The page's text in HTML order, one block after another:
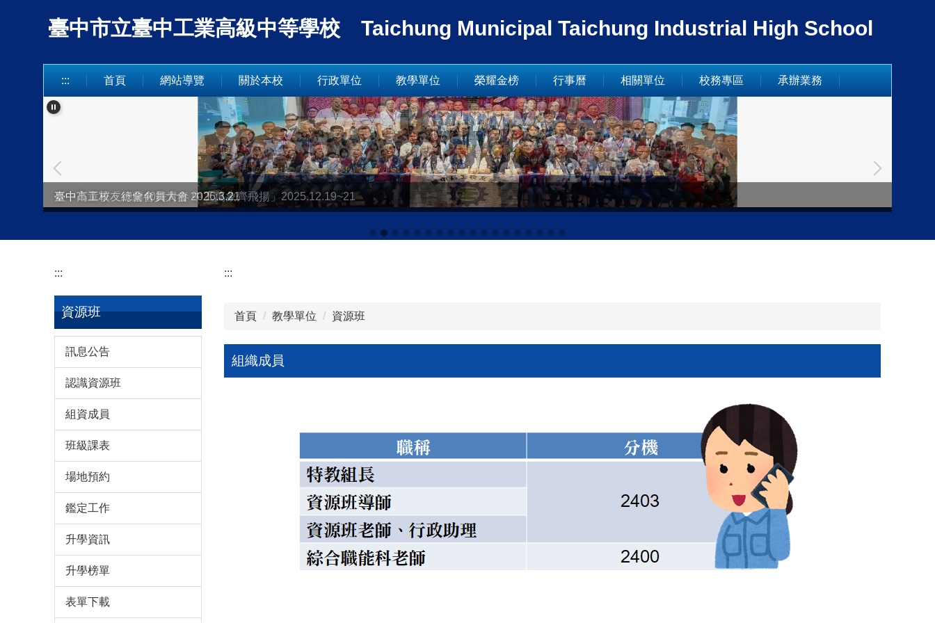
臺中市立臺中工業高級中等學校 Taichung Municipal Taichung Industrial High School
::: 首頁 網站導覽 關於本校 行政單位 教學單位 榮耀金榜 行事曆 相關單位 校務專區 承辦業務
臺中高工校友總會會員大會 2026.3.21
臺中市童軍「行蘭40舞青春 中工萬象齊飛揚」2025.12.19~21
:::
資源班
訊息公告
認識資源班
組資成員
班級課表
場地預約
鑑定工作
升學資訊
升學榜單
表單下載
:::
首頁 教學單位 資源班
組織成員